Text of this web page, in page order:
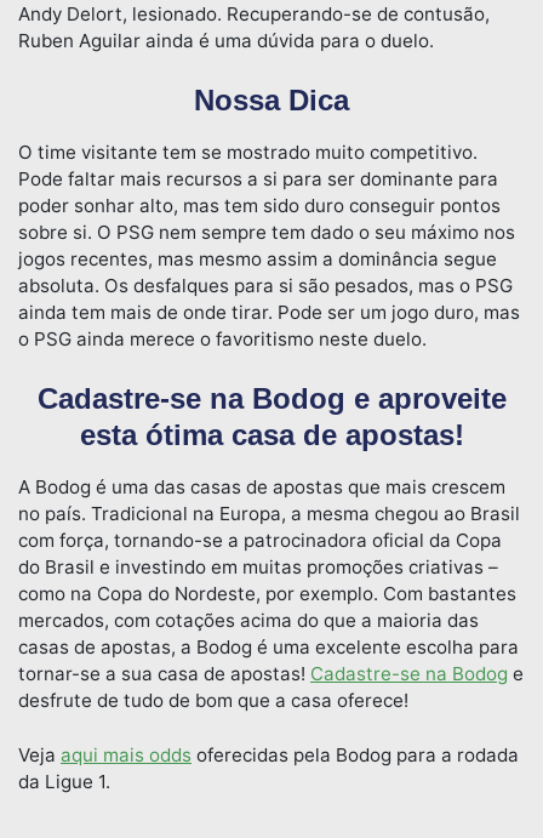
Andy Delort, lesionado. Recuperando-se de contusão,
Ruben Aguilar ainda é uma dúvida para o duelo.
Nossa Dica
O time visitante tem se mostrado muito competitivo.
Pode faltar mais recursos a si para ser dominante para
poder sonhar alto, mas tem sido duro conseguir pontos
sobre si. O PSG nem sempre tem dado o seu máximo nos
jogos recentes, mas mesmo assim a dominância segue
absoluta. Os desfalques para si são pesados, mas o PSG
ainda tem mais de onde tirar. Pode ser um jogo duro, mas
o PSG ainda merece o favoritismo neste duelo.
Cadastre-se na Bodog e aproveite
esta ótima casa de apostas!
A Bodog é uma das casas de apostas que mais crescem
no país. Tradicional na Europa, a mesma chegou ao Brasil
com força, tornando-se a patrocinadora oficial da Copa
do Brasil e investindo em muitas promoções criativas –
como na Copa do Nordeste, por exemplo. Com bastantes
mercados, com cotações acima do que a maioria das
casas de apostas, a Bodog é uma excelente escolha para
tornar-se a sua casa de apostas! Cadastre-se na Bodog e
desfrute de tudo de bom que a casa oferece!
Veja aqui mais odds oferecidas pela Bodog para a rodada
da Ligue 1.